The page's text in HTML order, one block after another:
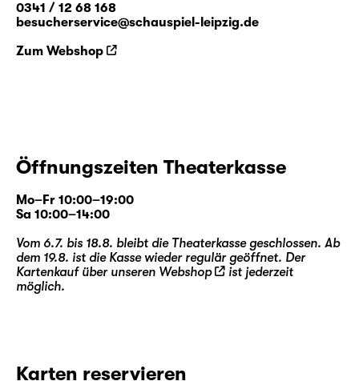
0341 / 12 68 168
besucherservice@schauspiel-leipzig.de
Zum Webshop
Öffnungszeiten Theaterkasse
Mo–Fr 10:00–19:00
Sa 10:00–14:00
Vom 6.7. bis 18.8. bleibt die Theaterkasse geschlossen. Ab
dem 19.8. ist die Kasse wieder regulär geöffnet. Der
Kartenkauf über unseren Webshop
ist jederzeit
möglich.
Karten reservieren